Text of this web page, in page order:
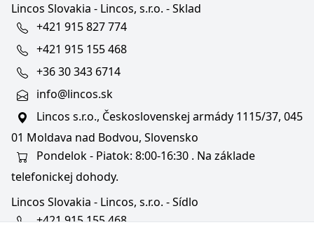
Lincos Slovakia - Lincos, s.r.o. - Sklad
+421 915 827 774
+421 915 155 468
+36 30 343 6714
info@lincos.sk
Lincos s.r.o., Československej armády 1115/37, 045
01 Moldava nad Bodvou, Slovensko
Pondelok - Piatok: 8:00-16:30 . Na základe
telefonickej dohody.
Lincos Slovakia - Lincos, s.r.o. - Sídlo
+421 915 155 468